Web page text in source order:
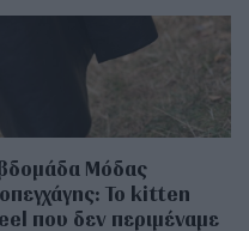
Μόδας
Το kitten
που δεν περιμέναμε